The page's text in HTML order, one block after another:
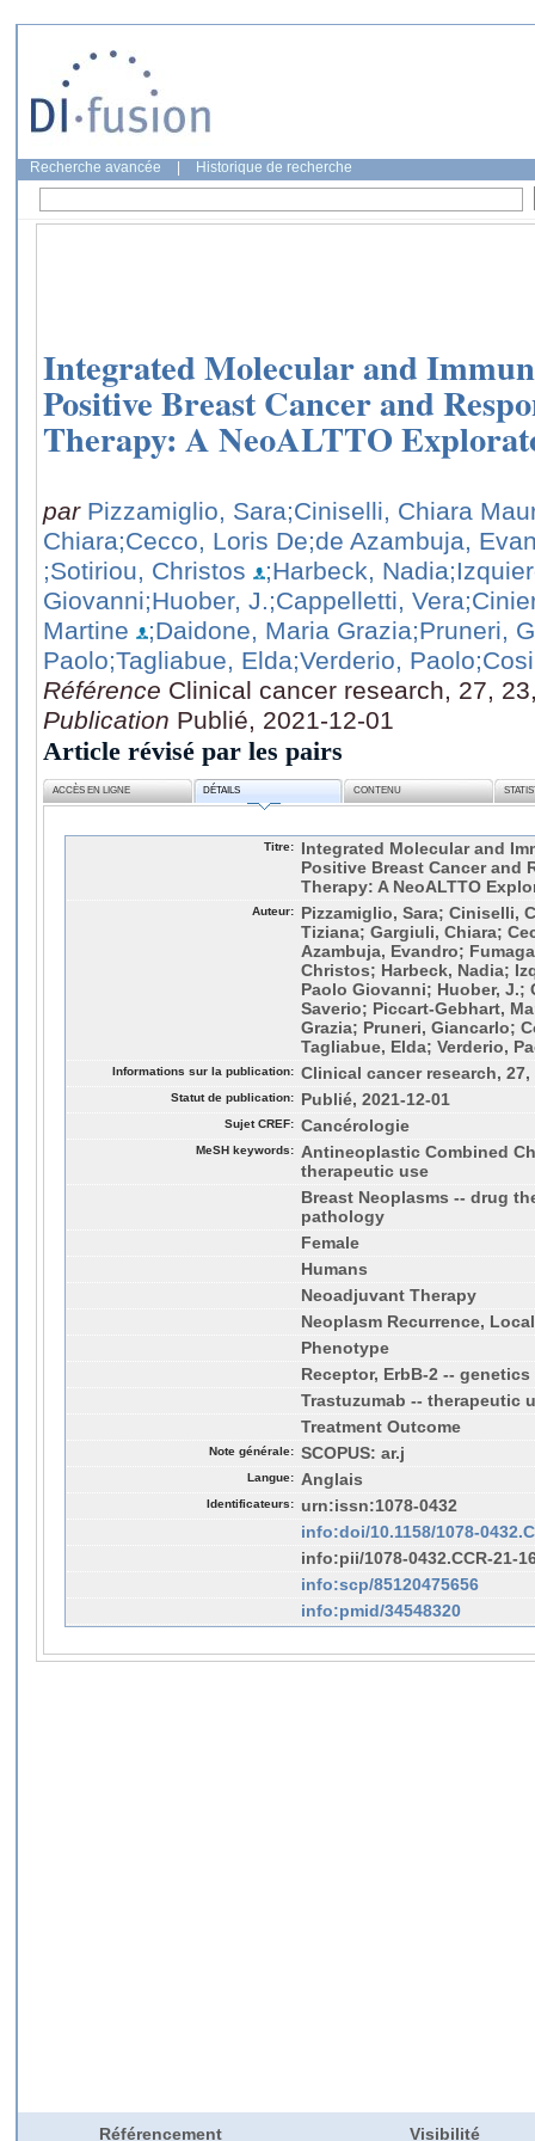
Recherche avancée Historique de recherche
Integrated Molecular and
Positive Breast Cancer and
Therapy: A NeoALTTO
par Pizzamiglio, Sara;Ciniselli, Chiara
Chiara;Cecco, Loris De;de Azambuja,
;Sotiriou, Christos
;Harbeck, Nadia
Giovanni;Huober, J.;Cappelletti, Vera
Martine
;Daidone, Maria Grazia;Pruneri,
Paolo;Tagliabue, Elda;Verderio, Paolo
Référence Clinical cancer research, 27,
Publication Publié, 2021-12-01
Article révisé par les pairs
ACCÈS EN LIGNE DÉTAILS CONTENU
Titre:
Integrated Molecular and
Positive Breast Cancer and
Therapy: A NeoALTTO
Auteur:
Pizzamiglio, Sara; Ciniselli,
Tiziana; Gargiuli, Chiara;
Azambuja, Evandro;
Christos; Harbeck, Nadia;
Paolo Giovanni; Huober, J.;
Saverio; Piccart-Gebhart,
Grazia; Pruneri, Giancarlo;
Tagliabue, Elda; Verderio,
Informations sur la publication: Clinical cancer research, 27,
Statut de publication: Publié, 2021-12-01
Sujet CREF: Cancérologie
MeSH keywords:
Antineoplastic Combined
therapeutic use
Breast Neoplasms -- drug
pathology
Female
Humans
Neoadjuvant Therapy
Neoplasm Recurrence,
Phenotype
Receptor, ErbB-2 --
Trastuzumab -- therapeutic
Treatment Outcome
Note générale: SCOPUS: ar.j
Langue: Anglais
Identificateurs:
urn:issn:1078-0432
info:doi/10.1158/1078-
info:pii/1078-0432.CCR-21-
info:scp/85120475656
info:pmid/34548320
Référencement Visibilité